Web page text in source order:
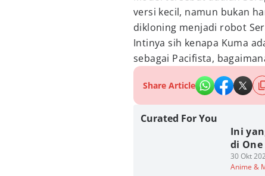
versi kecil, namun bukan
dikloning menjadi robot
Intinya sih kenapa Kuma
sebagai Pacifista,
Share Article
Curated For You
Ini
di One
30 Okt
Anime &